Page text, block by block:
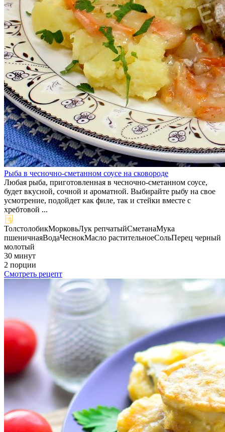
Рыба в чесночно-сметанном соусе на сковороде
Любая рыба, приготовленная в чесночно-сметанном соусе,
будет вкусной, сочной и ароматной. Выбирайте рыбу на свое
усмотрение, подойдет как филе, так и стейки вместе с
хребтовой ...
ТолстолобикМорковьЛук репчатыйСметанаМука
пшеничнаяВодаЧеснокМасло растительноеСольПерец черный
молотый
30 минут
2 порции
Смотреть рецепт